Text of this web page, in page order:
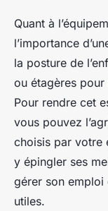
Quant à
l’importance
la posture de
ou étagères
Pour rendre cet
vous pouvez
choisis par votre
y épingler ses
gérer son emploi
utiles.